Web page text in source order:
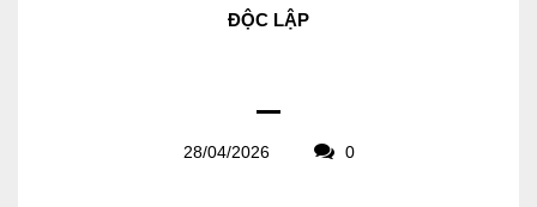
ĐỘC LẬP
28/04/2026 0